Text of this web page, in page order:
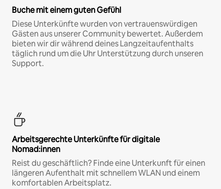
Buche mit einem guten Gefühl
Diese Unterkünfte wurden von vertrauenswürdigen
Gästen aus unserer Community bewertet. Außerdem
bieten wir dir während deines Langzeitaufenthalts
täglich rund um die Uhr Unterstützung durch unseren
Support.
Arbeitsgerechte Unterkünfte für digitale
Nomad:innen
Reist du geschäftlich? Finde eine Unterkunft für einen
längeren Aufenthalt mit schnellem WLAN und einem
komfortablen Arbeitsplatz.